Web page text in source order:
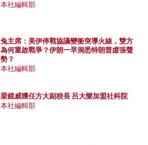
本社編輯部
兔主席：美伊停戰協議變衝突導火線，雙方
為何重啟戰爭？伊朗一早洞悉特朗普虛張聲
勢？
本社編輯部
梁鏡威獲任方大副校長 呂大樂加盟社科院
本社編輯部